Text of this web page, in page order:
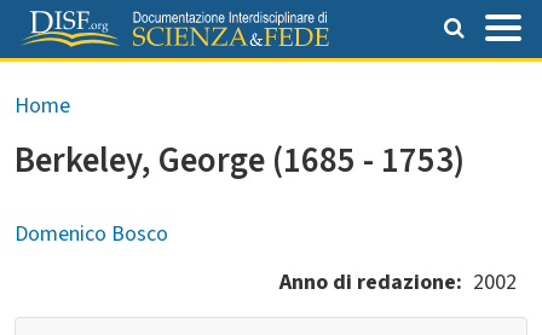
Salta al contenuto principale
Briciole di pane
Home
Berkeley, George (1685 - 1753)
Domenico Bosco
Anno di redazione
2002